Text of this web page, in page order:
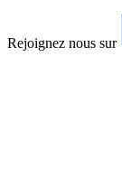
Rejoignez nous sur